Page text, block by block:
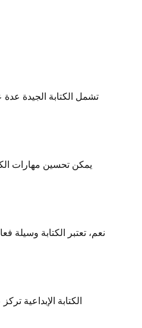
تشمل الكتابة الجيدة
يمكن تحسين مهارات
نعم، تعتبر الكتابة وسيلة
الكتابة الإبداعية